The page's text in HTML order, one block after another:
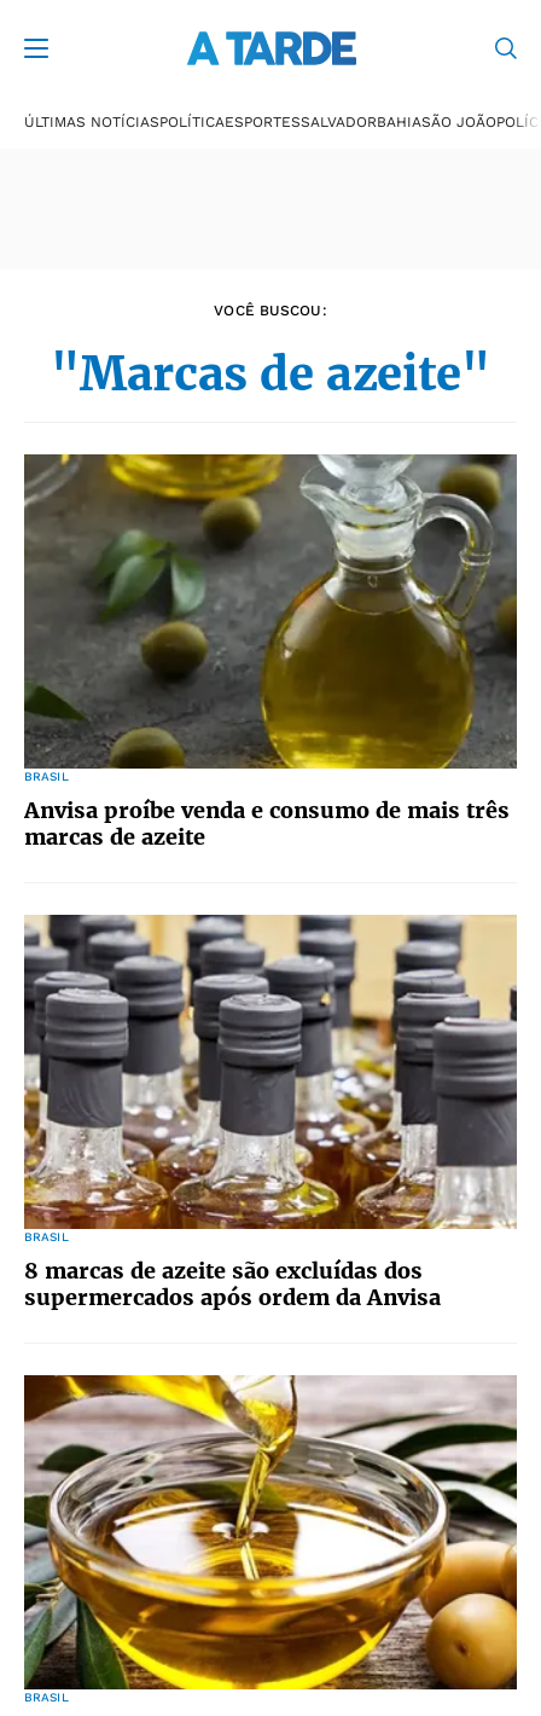
ÚLTIMAS NOTÍCIASPOLÍTICAESPORTESSALVADORBAHIASÃO JOÃO
VOCÊ BUSCOU:
"Marcas de azeite"
BRASIL
Anvisa proíbe venda e consumo de mais três
marcas de azeite
BRASIL
8 marcas de azeite são excluídas dos
supermercados após ordem da Anvisa
BRASIL